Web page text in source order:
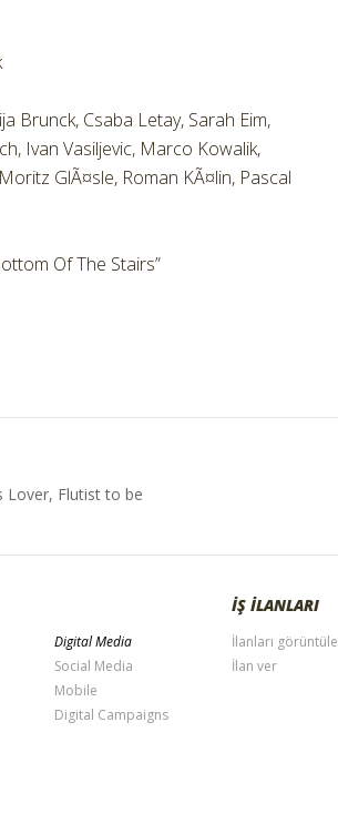
Brunck, Csaba Letay, Sarah Eim,
Ivan Vasiljevic, Marco Kowalik,
GlÃ¤sle, Roman KÃ¤lin, Pascal
Of The Stairs”
Lover, Flutist to be
Digital Media
Social Media
Mobile
Digital Campaigns
İŞ İLANLARI
İlanları görüntüle
İlan ver